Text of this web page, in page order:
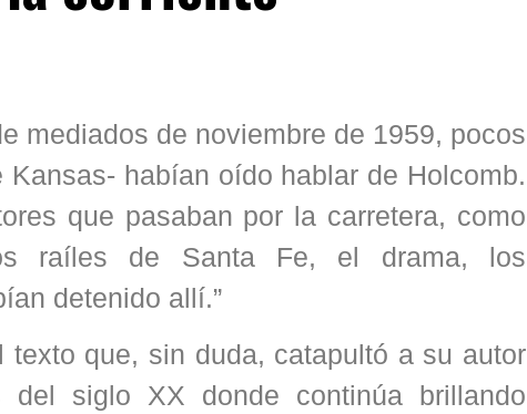
mediados de noviembre de 1959, pocos
habían oído hablar de Holcomb.
que pasaban por la carretera, como
raíles de Santa Fe, el drama, los
detenido allí.”
texto que, sin duda, catapultó a su autor
siglo XX donde continúa brillando